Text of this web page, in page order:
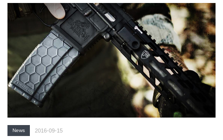
関連記事：
⇒
カラシニコフが初試作モデル「SVK」「VSV-338」などを国際軍事技
術フォーラム「アルミヤ2016」で展示「ミリブロNews」で続きを読む
News 2016-09-15